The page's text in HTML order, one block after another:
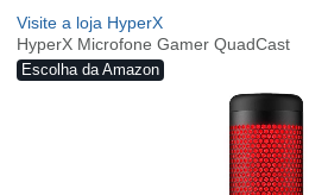
Visite a loja HyperX
HyperX Microfone Gamer QuadCast
Escolha da Amazon